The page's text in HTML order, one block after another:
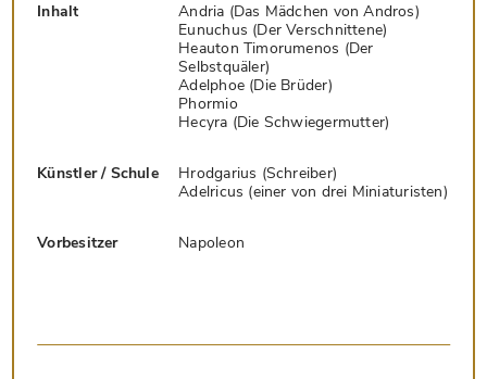
Inhalt
Andria (Das Mädchen von Andros)
Eunuchus (Der Verschnittene)
Heauton Timorumenos (Der
Selbstquäler)
Adelphoe (Die Brüder)
Phormio
Hecyra (Die Schwiegermutter)
Künstler / Schule
Hrodgarius (Schreiber)
Adelricus (einer von drei Miniaturisten)
Vorbesitzer Napoleon